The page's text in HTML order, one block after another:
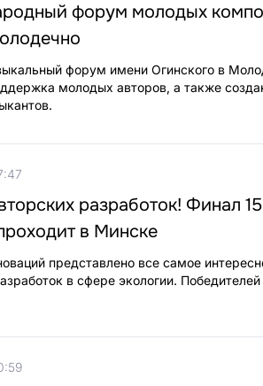
форум молодых
форум имени Огинского в
молодых авторов, а также
разработок! Финал
в Минске
представлено все самое
в сфере экологии.